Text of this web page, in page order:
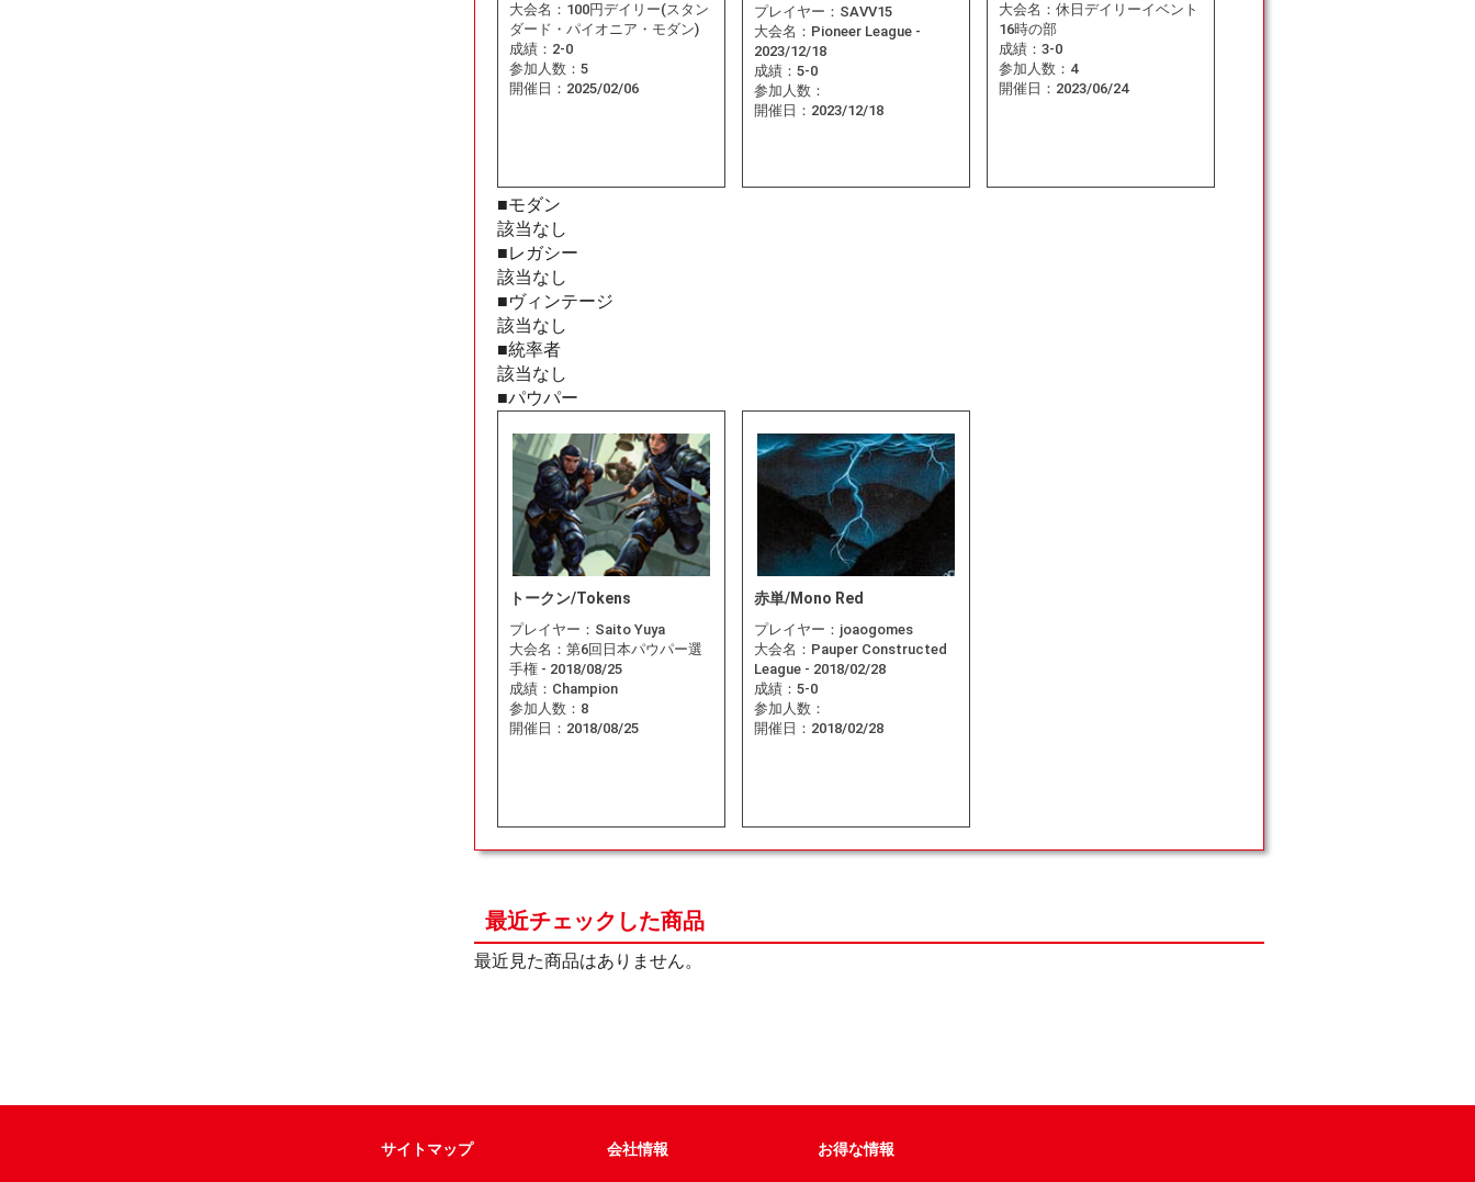
大会名： 100円デイリー(スタン
ダード・パイオニア・モダン)
成績： 2-0
参加人数： 5
開催日： 2025/02/06
プレイヤー： SAVV15
大会名： Pioneer League -
2023/12/18
成績： 5-0
参加人数：
開催日： 2023/12/18
大会名： 休日デイリーイベント
16時の部
成績： 3-0
参加人数： 4
開催日： 2023/06/24
■モダン
該当なし
■レガシー
該当なし
■ヴィンテージ
該当なし
■統率者
該当なし
■パウパー
トークン/Tokens
プレイヤー： Saito Yuya
大会名： 第6回日本パウパー選
手権 - 2018/08/25
成績： Champion
参加人数： 8
開催日： 2018/08/25
赤単/Mono Red
プレイヤー： joaogomes
大会名： Pauper Constructed
League - 2018/02/28
成績： 5-0
参加人数：
開催日： 2018/02/28
最近チェックした商品
最近見た商品はありません。
サイトマップ 会社情報 お得な情報